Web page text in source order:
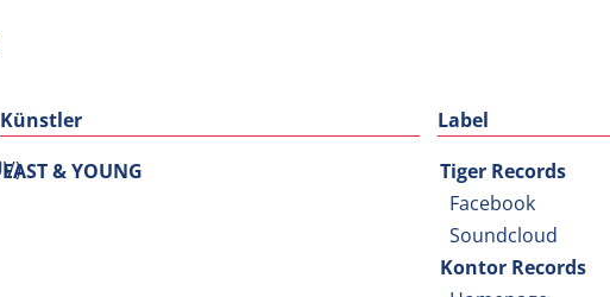
Künstler
EAST & YOUNG
Label
Tiger Records
Facebook
Soundcloud
Kontor Records